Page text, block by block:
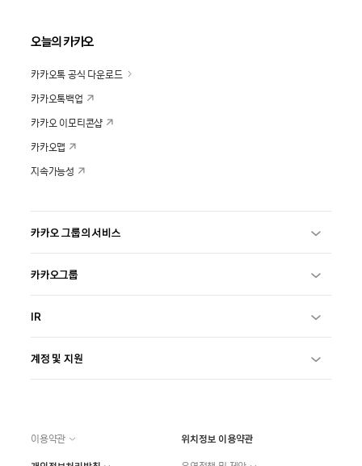
오늘의 카카오
카카오톡 공식 다운로드
카카오톡백업
카카오 이모티콘샵
카카오맵
지속가능성
카카오 그룹의 서비스
카카오그룹
IR
계정 및 지원
이용약관
위치정보 이용약관